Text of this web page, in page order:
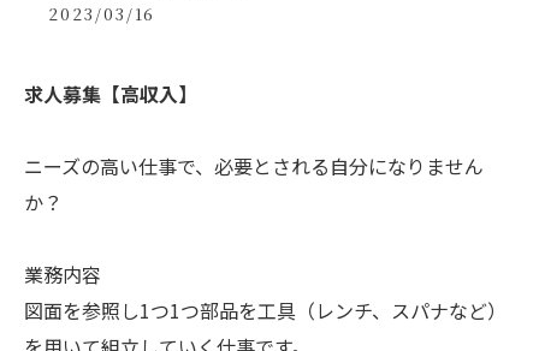
2023/03/16
求人募集【高収入】
ニーズの高い仕事で、必要とされる自分になりません
か？
業務内容
図面を参照し1つ1つ部品を工具（レンチ、スパナなど）